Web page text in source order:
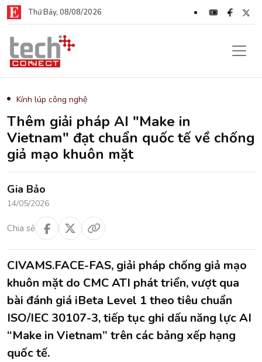
Thứ Bảy, 08/08/2026
Kính lúp công nghệ
Thêm giải pháp AI "Make in
Vietnam" đạt chuẩn quốc tế về chống
giả mạo khuôn mặt
Gia Bảo
14/05/2026
Chia sẻ
CIVAMS.FACE-FAS, giải pháp chống giả mạo
khuôn mặt do CMC ATI phát triển, vượt qua
bài đánh giá iBeta Level 1 theo tiêu chuẩn
ISO/IEC 30107-3, tiếp tục ghi dấu năng lực AI
“Make in Vietnam” trên các bảng xếp hạng
quốc tế.